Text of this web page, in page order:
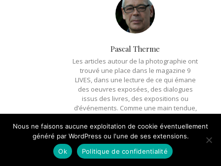
Pascal Therme
Les articles autour de la photographie ont
trouvé une place dans le magazine 9
LIVES, dans une lecture de ce qui émane
des oeuvres exposées, des dialogues
issus des livres, des expositions ou
d’événements. Comme une main tendue,
polies, du coin des yeux, mantiques
sincères. Le moi est ici en relation
commandée avec le Réel, pour en saisir,
le flux, l’intention secrète et les
Nous ne faisons aucune exploitation de cookie éventuellement
généré par WordPress ou l'une de ses extensions.
Ok
Politique de confidentialité